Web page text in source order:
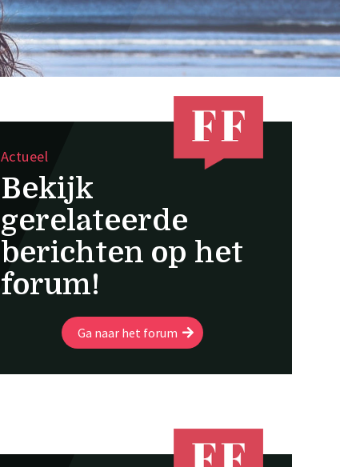
Actueel
Bekijk
gerelateerde
berichten op het
forum!
Ga naar het forum